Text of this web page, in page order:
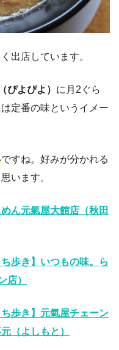
出店しています。
ぴよぴよ） に月2ぐら
定番の味というイメー
ですね。好みが分かれる
います。
ん元氣屋大館店（秋田
歩き】いつもの味。ら
店）
ち歩き】元氣屋チェーン
（よしもと）